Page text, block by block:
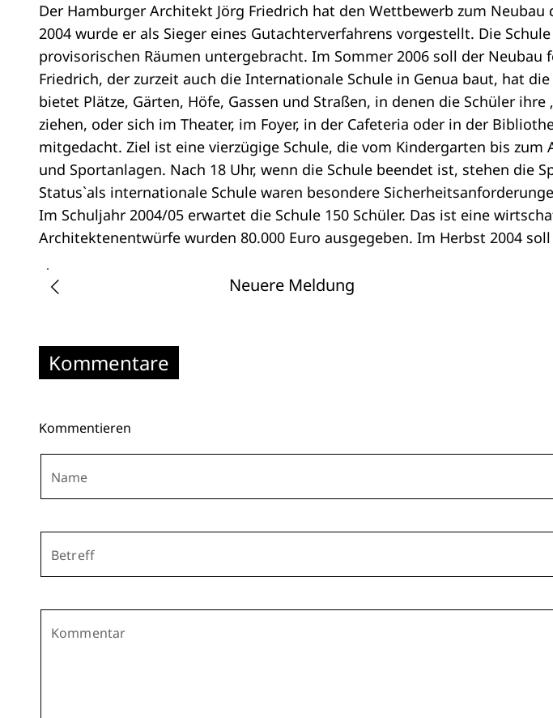
Der Hamburger Architekt Jörg Friedrich hat den Wettbewerb zum
2004 wurde er als Sieger eines Gutachterverfahrens vorgestellt. Die
provisorischen Räumen untergebracht. Im Sommer 2006 soll der Neubau
Friedrich, der zurzeit auch die Internationale Schule in Genua baut, hat
bietet Plätze, Gärten, Höfe, Gassen und Straßen, in denen die Schüler
ziehen, oder sich im Theater, im Foyer, in der Cafeteria oder in der
mitgedacht. Ziel ist eine vierzügige Schule, die vom Kindergarten bis
und Sportanlagen. Nach 18 Uhr, wenn die Schule beendet ist, stehen
Status`als internationale Schule waren besondere
Im Schuljahr 2004/05 erwartet die Schule 150 Schüler. Das ist eine
Architektenentwürfe wurden 80.000 Euro ausgegeben. Im Herbst 2004
Neuere Meldung
Kommentare
Kommentieren
Name
Betreff
Kommentar